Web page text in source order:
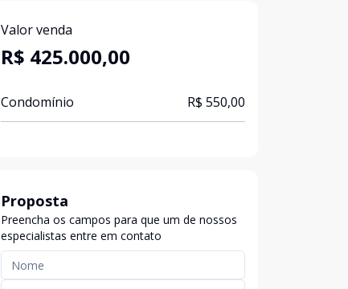
Valor venda
R$ 425.000,00
Condomínio R$ 550,00
Proposta
Preencha os campos para que um de nossos
especialistas entre em contato